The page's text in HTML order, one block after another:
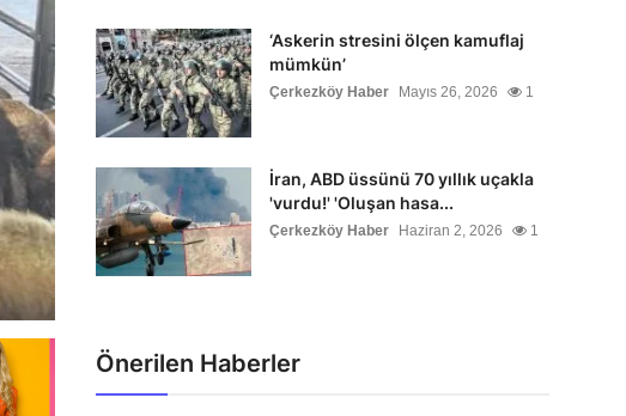
‘Askerin stresini ölçen kamuflaj
mümkün’
Çerkezköy Haber Mayıs 26, 2026 1
İran, ABD üssünü 70 yıllık uçakla
'vurdu!' 'Oluşan hasa...
Çerkezköy Haber Haziran 2, 2026 1
Önerilen Haberler